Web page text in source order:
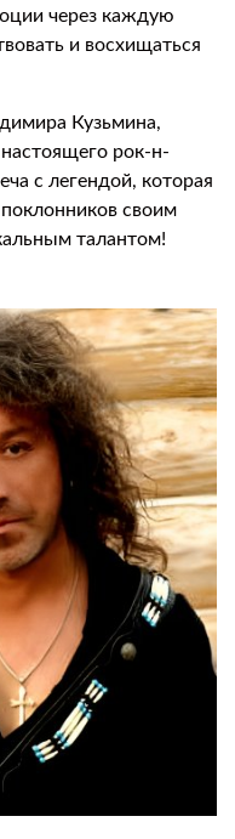
через каждую
и восхищаться
Кузьмина,
рок-н-
с легендой, которая
своим
талантом!